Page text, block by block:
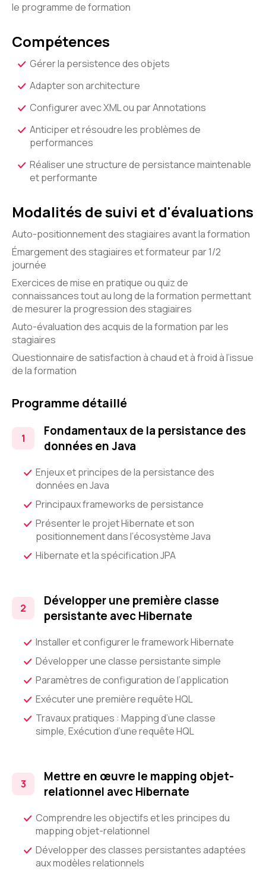
le programme de formation
Compétences
Gérer la persistence des objets
Adapter son architecture
Configurer avec XML ou par Annotations
Anticiper et résoudre les problèmes de
performances
Réaliser une structure de persistance maintenable
et performante
Modalités de suivi et d'évaluations
Auto-positionnement des stagiaires avant la formation
Émargement des stagiaires et formateur par 1/2
journée
Exercices de mise en pratique ou quiz de
connaissances tout au long de la formation permettant
de mesurer la progression des stagiaires
Auto-évaluation des acquis de la formation par les
stagiaires
Questionnaire de satisfaction à chaud et à froid à l’issue
de la formation
Programme détaillé
Fondamentaux de la persistance des
données en Java
Enjeux et principes de la persistance des
données en Java
Principaux frameworks de persistance
Présenter le projet Hibernate et son
positionnement dans l’écosystème Java
Hibernate et la spécification JPA
Développer une première classe
persistante avec Hibernate
Installer et configurer le framework Hibernate
Développer une classe persistante simple
Paramètres de configuration de l’application
Exécuter une première requête HQL
Travaux pratiques : Mapping d’une classe
simple, Exécution d’une requête HQL
Mettre en œuvre le mapping objet-
relationnel avec Hibernate
Comprendre les objectifs et les principes du
mapping objet-relationnel
Développer des classes persistantes adaptées
aux modèles relationnels